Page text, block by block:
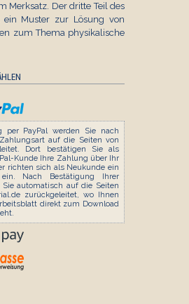
Merksatz. Der dritte Teil des
ein Muster zur Lösung von
zum Thema physikalische
per PayPal werden Sie nach
auf die Seiten von
Dort bestätigen Sie als
Kunde Ihre Zahlung über Ihr
richten sich als Neukunde ein
Nach Bestätigung Ihrer
automatisch auf die Seiten
zurückgeleitet, wo Ihnen
direkt zum Download